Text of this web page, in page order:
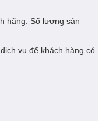
hãng. Số lượng sản
vụ để khách hàng có